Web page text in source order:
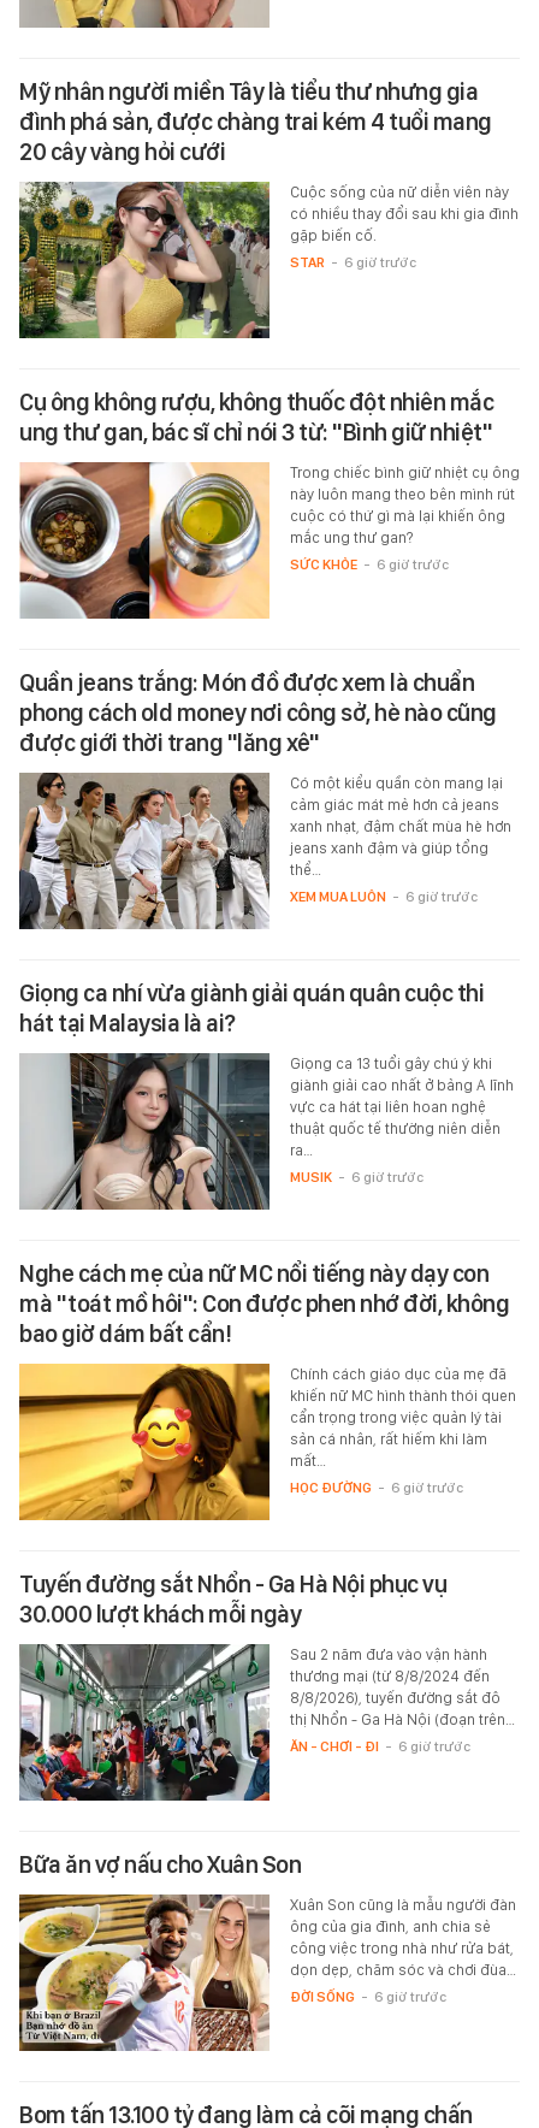
Mỹ nhân người miền Tây là tiểu thư nhưng gia
đình phá sản, được chàng trai kém 4 tuổi mang
20 cây vàng hỏi cưới
Cuộc sống của nữ diễn viên này
có nhiều thay đổi sau khi gia đình
gặp biến cố.
STAR - 6 giờ trước
Cụ ông không rượu, không thuốc đột nhiên mắc
ung thư gan, bác sĩ chỉ nói 3 từ: "Bình giữ nhiệt"
Trong chiếc bình giữ nhiệt cụ ông
này luôn mang theo bên mình rút
cuộc có thứ gì mà lại khiến ông
mắc ung thư gan?
SỨC KHỎE - 6 giờ trước
Quần jeans trắng: Món đồ được xem là chuẩn
phong cách old money nơi công sở, hè nào cũng
được giới thời trang "lăng xê"
Có một kiểu quần còn mang lại
cảm giác mát mẻ hơn cả jeans
xanh nhạt, đậm chất mùa hè hơn
jeans xanh đậm và giúp tổng
thể…
XEM MUA LUÔN - 6 giờ trước
Giọng ca nhí vừa giành giải quán quân cuộc thi
hát tại Malaysia là ai?
Giọng ca 13 tuổi gây chú ý khi
giành giải cao nhất ở bảng A lĩnh
vực ca hát tại liên hoan nghệ
thuật quốc tế thường niên diễn
ra…
MUSIK - 6 giờ trước
Nghe cách mẹ của nữ MC nổi tiếng này dạy con
mà "toát mồ hôi": Con được phen nhớ đời, không
bao giờ dám bất cẩn!
Chính cách giáo dục của mẹ đã
khiến nữ MC hình thành thói quen
cẩn trọng trong việc quản lý tài
sản cá nhân, rất hiếm khi làm
mất…
HỌC ĐƯỜNG - 6 giờ trước
Tuyến đường sắt Nhổn - Ga Hà Nội phục vụ
30.000 lượt khách mỗi ngày
Sau 2 năm đưa vào vận hành
thương mại (từ 8/8/2024 đến
8/8/2026), tuyến đường sắt đô
thị Nhổn - Ga Hà Nội (đoạn trên…
ĂN - CHƠI - ĐI - 6 giờ trước
Bữa ăn vợ nấu cho Xuân Son
Xuân Son cũng là mẫu người đàn
ông của gia đình, anh chia sẻ
công việc trong nhà như rửa bát,
dọn dẹp, chăm sóc và chơi đùa…
ĐỜI SỐNG - 6 giờ trước
Bom tấn 13.100 tỷ đang làm cả cõi mạng chấn